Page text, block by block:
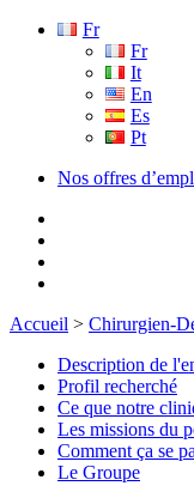
Fr
Fr
It
En
Es
Pt
Nos offres
Accueil > Chirurgien-
Description de
Profil recherché
Ce que notre
Les missions du
Comment ça se
Le Groupe